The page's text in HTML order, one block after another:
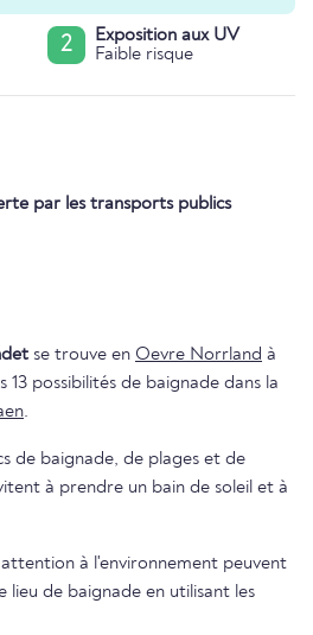
2
Exposition aux UV
Faible risque
par les transports publics
se trouve en Oevre Norrland à
13 possibilités de baignade dans la
.
de baignade, de plages et de
à prendre un bain de soleil et à
à l'environnement peuvent
lieu de baignade en utilisant les